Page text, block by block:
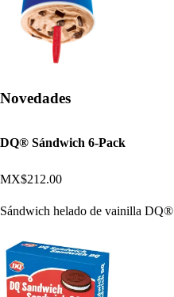
Novedades
DQ® Sándwich 6-Pack
MX$212.00
Sándwich helado de vainilla DQ®